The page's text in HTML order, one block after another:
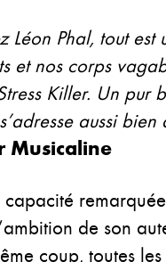
Léon Phal, tout
et nos corps
Killer. Un pur
aussi
Musicaline
capacité
de son
coup, toutes